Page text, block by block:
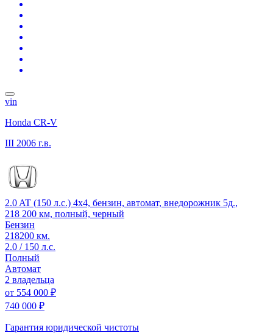
vin
Honda CR-V
III 2006 г.в.
2.0 AT (150 л.с.) 4x4, бензин, автомат, внедорожник 5д.,
218 200 км, полный, черный
Бензин
218200 км.
2.0 / 150 л.с.
Полный
Автомат
2 владельца
от 554 000 ₽
740 000 ₽
Гарантия юридической чистоты